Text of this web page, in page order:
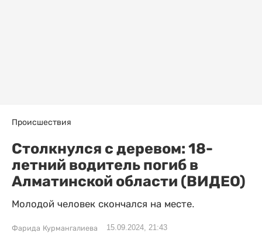
Происшествия
Столкнулся с деревом: 18-
летний водитель погиб в
Алматинской области (ВИДЕО)
Молодой человек скончался на месте.
Фарида Курмангалиева 15.09.2024, 21:43